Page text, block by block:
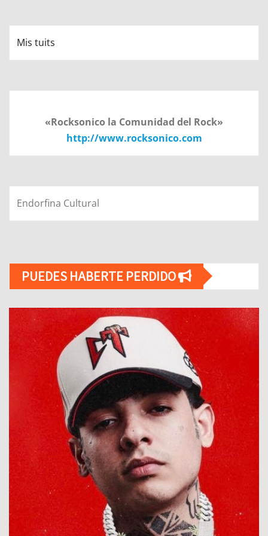
Mis tuits
«Rocksonico la Comunidad del Rock»
http://www.rocksonico.com
Endorfina Cultural
PUEDES HABERTE PERDIDO